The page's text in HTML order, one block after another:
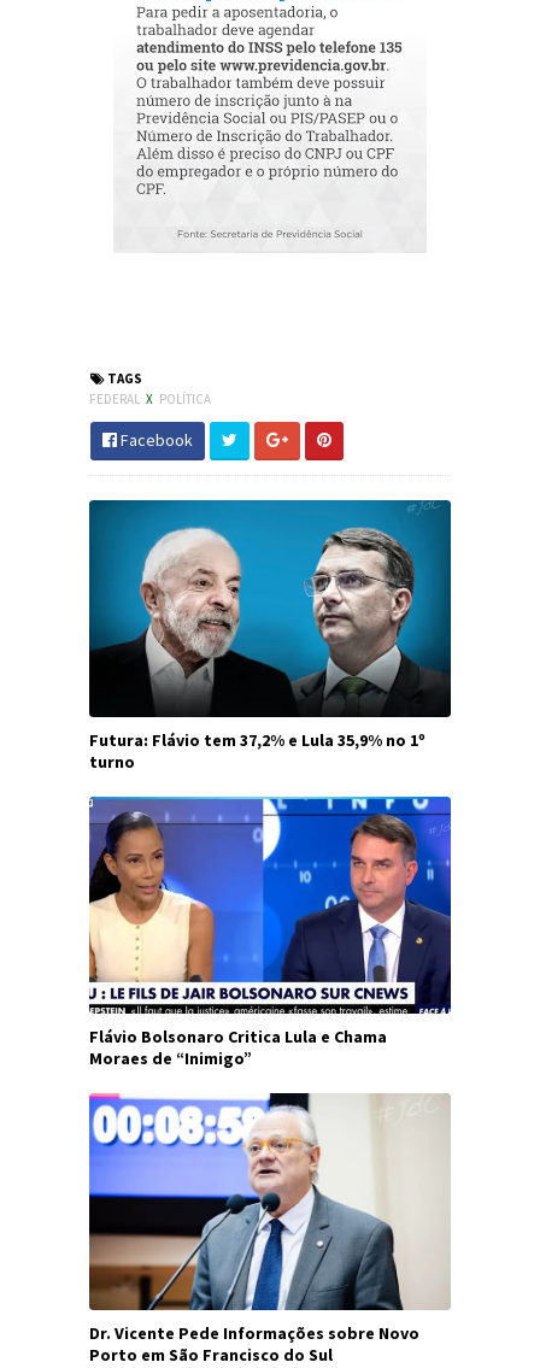
TAGS
FEDERAL X POLÍTICA
Facebook
Futura: Flávio tem 37,2% e Lula 35,9% no 1º
turno
Flávio Bolsonaro Critica Lula e Chama
Moraes de “Inimigo”
Dr. Vicente Pede Informações sobre Novo
Porto em São Francisco do Sul